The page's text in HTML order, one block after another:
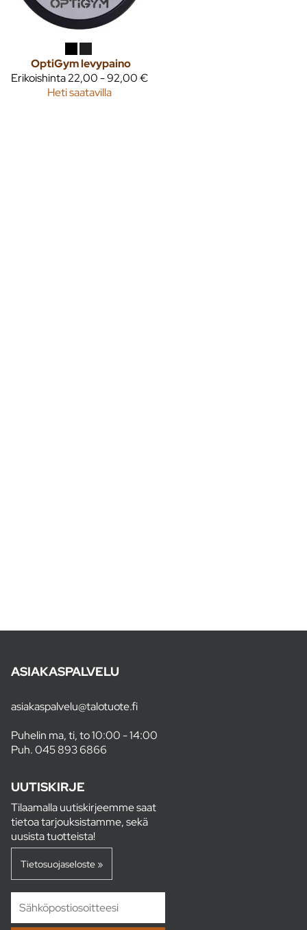
OptiGym levypaino
Erikoishinta22,00 - 92,00 €
Heti saatavilla
ASIAKASPALVELU
asiakaspalvelu@talotuote.fi
Puhelin ma, ti, to 10:00 - 14:00
Puh.045 893 6866
UUTISKIRJE
Tilaamalla uutiskirjeemme saat
tietoa tarjouksistamme, sekä
uusista tuotteista!
Tietosuojaseloste »